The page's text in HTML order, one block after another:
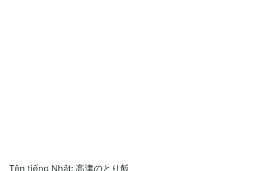
Tên tiếng Nhật: 高津のとり飯